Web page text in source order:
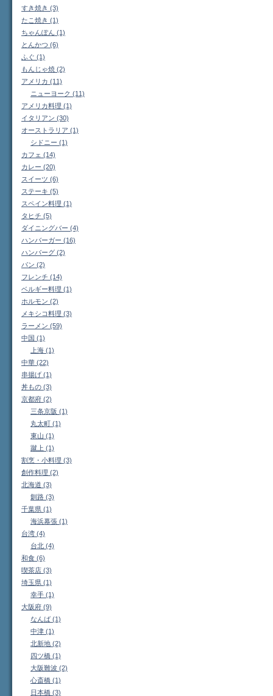
すき焼き (3)
たこ焼き (1)
ちゃんぽん (1)
とんかつ (6)
ふぐ (1)
もんじゃ焼 (2)
アメリカ (11)
ニューヨーク (11)
アメリカ料理 (1)
イタリアン (30)
オーストラリア (1)
シドニー (1)
カフェ (14)
カレー (20)
スイーツ (6)
ステーキ (5)
スペイン料理 (1)
タヒチ (5)
ダイニングバー (4)
ハンバーガー (16)
ハンバーグ (2)
パン (2)
フレンチ (14)
ベルギー料理 (1)
ホルモン (2)
メキシコ料理 (3)
ラーメン (59)
中国 (1)
上海 (1)
中華 (22)
串揚げ (1)
丼もの (3)
京都府 (2)
三条京阪 (1)
丸太町 (1)
東山 (1)
蹴上 (1)
割烹・小料理 (3)
創作料理 (2)
北海道 (3)
釧路 (3)
千葉県 (1)
海浜幕張 (1)
台湾 (4)
台北 (4)
和食 (6)
喫茶店 (3)
埼玉県 (1)
幸手 (1)
大阪府 (9)
なんば (1)
中津 (1)
北新地 (2)
四ツ橋 (1)
大阪難波 (2)
心斎橋 (1)
日本橋 (3)